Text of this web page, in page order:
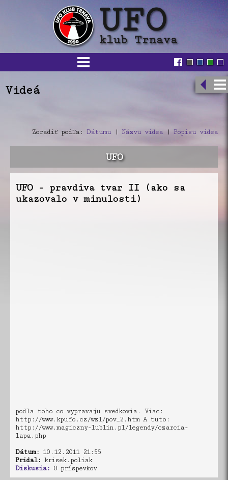
Videá
Zoradiť podľa: Dátumu | Názvu videa| Popisu videa
UFO
UFO - pravdiva tvar II (ako sa
ukazovalo v minulosti)
podla toho co vypravaju svedkovia. Viac:
http://www.kpufo.cz/wzl/pov_2.htm A tuto:
http://www.magiczny-lublin.pl/legendy/czarcia-
lapa.php
Dátum: 10.12.2011 21:55
Pridal: krisek.poliak
Diskusia: 0 príspevkov